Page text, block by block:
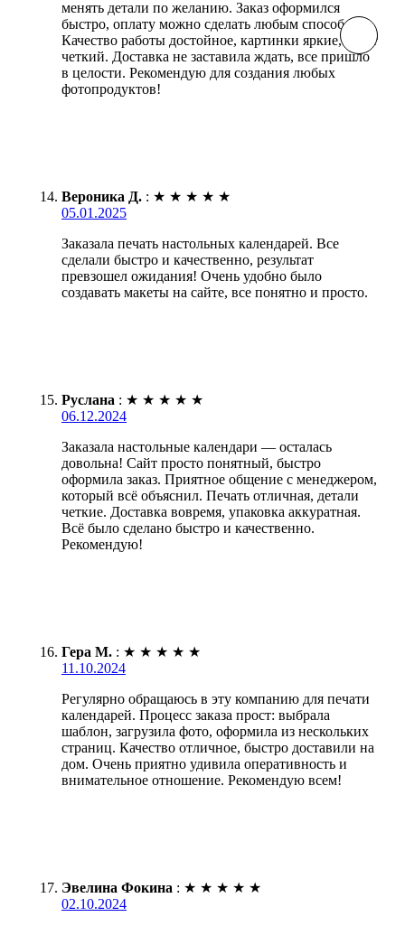
менять детали по желанию. Заказ оформился
быстро, оплату можно сделать любым способом.
Качество работы достойное, картинки яркие, текст
четкий. Доставка не заставила ждать, все пришло
в целости. Рекомендую для создания любых
фотопродуктов!
Вероника Д. : ★ ★ ★ ★ ★
05.01.2025
Заказала печать настольных календарей. Все
сделали быстро и качественно, результат
превзошел ожидания! Очень удобно было
создавать макеты на сайте, все понятно и просто.
Руслана : ★ ★ ★ ★ ★
06.12.2024
Заказала настольные календари — осталась
довольна! Сайт просто понятный, быстро
оформила заказ. Приятное общение с менеджером,
который всё объяснил. Печать отличная, детали
четкие. Доставка вовремя, упаковка аккуратная.
Всё было сделано быстро и качественно.
Рекомендую!
Гера М. : ★ ★ ★ ★ ★
11.10.2024
Регулярно обращаюсь в эту компанию для печати
календарей. Процесс заказа прост: выбрала
шаблон, загрузила фото, оформила из нескольких
страниц. Качество отличное, быстро доставили на
дом. Очень приятно удивила оперативность и
внимательное отношение. Рекомендую всем!
Эвелина Фокина : ★ ★ ★ ★ ★
02.10.2024